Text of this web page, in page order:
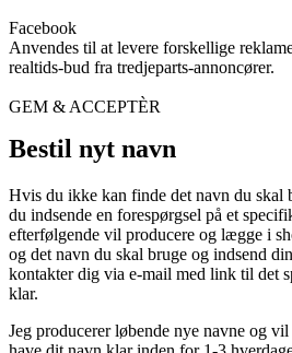
Facebook
Anvendes til at levere forskellige
realtids-bud fra tredjeparts-annoncører.
GEM & ACCEPTÈR
Bestil nyt navn
Hvis du ikke kan finde det navn du skal
du indsende en forespørgsel på et
efterfølgende vil producere og lægge i
og det navn du skal bruge og indsend
kontakter dig via e-mail med link til det
klar.
Jeg producerer løbende nye navne og